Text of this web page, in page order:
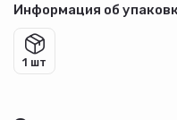
Информация об
1 шт